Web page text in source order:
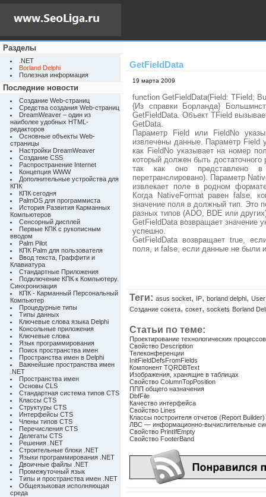
Разделы
.NET
Borland Delphi
Полезная информация
Последние новости
Создание Web-страниц
Средства создания Web-страниц
DreamWeaver – один из
наиболее удобных HTML-
редакторов
Основные объекты Web-
страницы
Настройки DreamWeaver
Создание CSS
Распространение Internet
Концепция WWW
Дополнительные устройства для
КПК
КПК сегодня
PalmOS для программиста
История Развития Карманных
Компьютеров
Сенсорный дисплей
Первые КПК с рукописным
вводом
Palm Pilot
КПК Palm для пользователя
Ввод текста, Граффити и
Клавиатура
Стандартные Приложения
Подключение КПК к Компьютеру.
Синхронизация
КПК - Карманный Персональный
Компьютер
Процедурные типы
Типы данных
Ключевые слова языка Delphi
Консольные приложения
Ключевые слова
Язык программирования
Поиск пространства имен
Пространства имен в Delphi
Важнейшие пространства имен
.NET
Пространства имен
Основы CLS
Стандартная система типов CTS
Классы CTS
Структуры CTS
Интерфейсы CTS
Члены типов CTS
Перечисления CTS
Делегаты CTS
Решения .NET
Строительные блоки .NET
Языки программирования .NET
Двоичные файлы .NET
Промежуточный язык
Типы и пространства имен .NET
Общеязыковая исполняющая
среда
GetFieldData
19 марта 2009
function GetFieldData(Field: TField;
{Из справки Борланда}
GetFieldData. Объект TField
GetData.
Параметр Field или FieldNo
извлечены данные. Параметр Field
как FieldNo указывает на номер
который должен быть
так как оно представлено
перетранслировано). Параметр
извлекает поле в родном
Когда NativeFormat равен false,
значение поля в должный тип. Это
разных типов (ADO, BDE или
GetFieldData возвращает значение
успешно.
GetFieldData возвращает true,
поля, и false, если данные не были
Теги: asus socket, IP, borland delphi,
Создание сокета, сокет, sockets Borland
Статьи по теме:
Проектирование технологических
Свойство Description
Телеконференции
InitFieldDefsFromFields
Компонент TQRDBText
Изображения, хранящие в таблицах
Свойство ColumnTopPosition
ППП общего назначения
DbfFile
Качество интерфейса
Свойство Lines
Классы построителя отчетов (Report Builder)
ЛВС — информационно-вычислительные
Свойство PrintIfEmpty
Свойство FooterBand